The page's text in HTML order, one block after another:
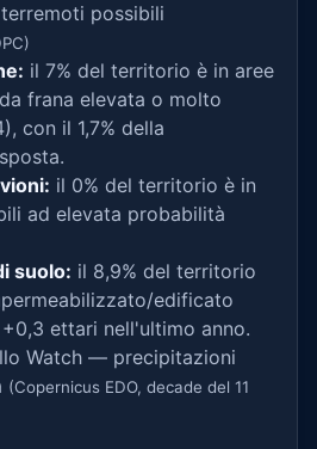
possibili
il 7% del territorio è in aree
frana elevata o molto
con il 1,7% della
il 0% del territorio è in
ad elevata probabilità
suolo: il 8,9% del territorio
edificato
+0,3 ettari nell'ultimo anno.
Watch — precipitazioni
(Copernicus EDO, decade del 11